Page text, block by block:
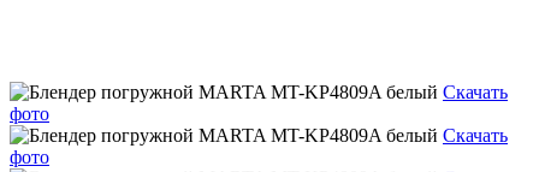
Скачать
фото
Скачать
фото